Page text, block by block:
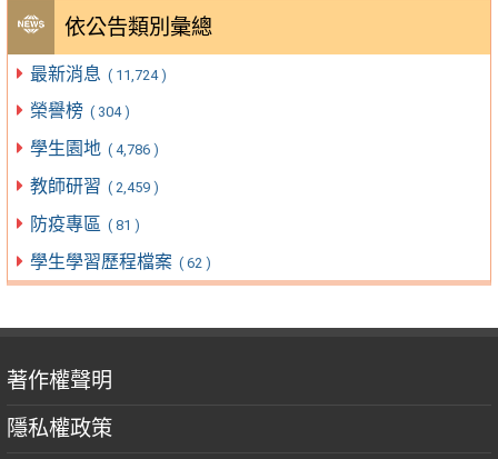
依公告類別彙總
最新消息 ( 11,724 )
榮譽榜 ( 304 )
學生園地 ( 4,786 )
教師研習 ( 2,459 )
防疫專區 ( 81 )
學生學習歷程檔案 ( 62 )
著作權聲明
隱私權政策